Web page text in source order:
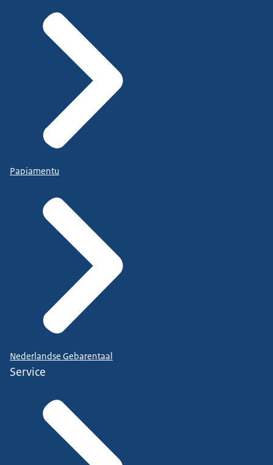
Papiamentu
Nederlandse Gebarentaal
Service